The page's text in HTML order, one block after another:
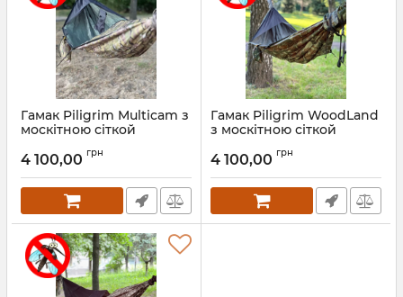
Гамак Piligrim Multicam з
москітною сіткой
4 100,00 грн
Гамак Piligrim WoodLand
з москітною сіткой
4 100,00 грн